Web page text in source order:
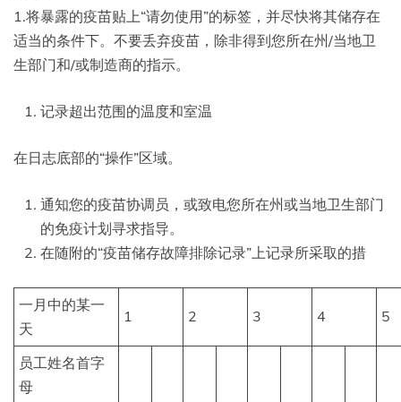
1.将暴露的疫苗贴上“请勿使用”的标签，并尽快将其储存在
适当的条件下。不要丢弃疫苗，除非得到您所在州/当地卫
生部门和/或制造商的指示。
记录超出范围的温度和室温
在日志底部的“操作”区域。
通知您的疫苗协调员，或致电您所在州或当地卫生部门
的免疫计划寻求指导。
在随附的“疫苗储存故障排除记录”上记录所采取的措
一月中的某一
天
1 2 3 4 5
员工姓名首字
母